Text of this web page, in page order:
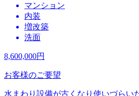
マンション
内装
増改築
洗面
8,600,000円
お客様のご要望
水まわり設備が古くなり使いづらい